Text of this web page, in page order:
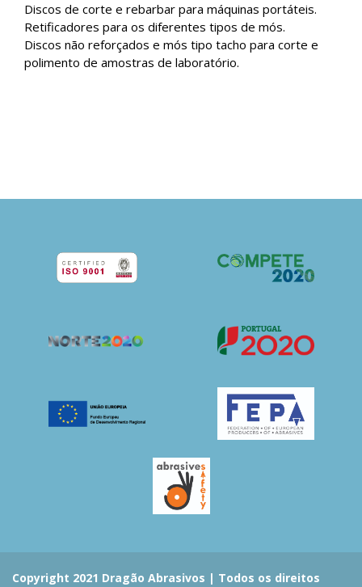
Discos de corte e rebarbar para máquinas portáteis.
Retificadores para os diferentes tipos de mós.
Discos não reforçados e mós tipo tacho para corte e
polimento de amostras de laboratório.
Copyright 2021 Dragão Abrasivos | Todos os direitos